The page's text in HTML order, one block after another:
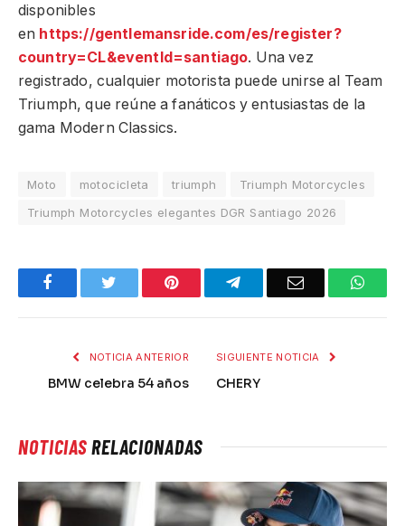
disponibles
en https://gentlemansride.com/es/register?
country=CL&eventId=santiago. Una vez
registrado, cualquier motorista puede unirse al Team
Triumph, que reúne a fanáticos y entusiastas de la
gama Modern Classics.
Moto motocicleta triumph
Triumph Motorcycles
Triumph Motorcycles elegantes DGR Santiago 2026
Facebook Pinterest TelegramEmail
NOTICIA ANTERIOR
BMW celebra 54 años
SIGUIENTE NOTICIA
CHERY
NOTICIASRELACIONADAS